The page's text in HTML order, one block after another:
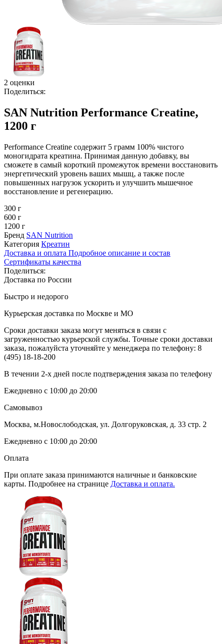
2 оценки
Поделиться:
SAN Nutrition Performance Creatine,
1200 г
Performance Creatine содержит 5 грамм 100% чистого
моногидрата креатина. Принимая данную добавку, вы
сможете в самый короткий промежуток времени восстановить
энергетический уровень ваших мышц, а также после
повышенных нагрузок ускорить и улучшить мышечное
восстановление и регенерацию.
300 г
600 г
1200 г
Бренд SAN Nutrition
Категория Креатин
Доставка и оплата Подробное описание и состав
Сертификаты качества
Поделиться:
Доставка по России
Быстро и недорого
Курьерская доставка по Москве и МО
Сроки доставки заказа могут меняться в связи с
загруженностью курьерской службы. Точные сроки доставки
заказа, пожалуйста уточняйте у менеджера по телефону: 8
(495) 18-18-200
В течении 2-х дней после подтверждения заказа по телефону
Ежедневно с 10:00 до 20:00
Самовывоз
Москва, м.Новослободская, ул. Долгоруковская, д. 33 стр. 2
Ежедневно с 10:00 до 20:00
Оплата
При оплате заказа принимаются наличные и банковские
карты. Подробнее на странице Доставка и оплата.